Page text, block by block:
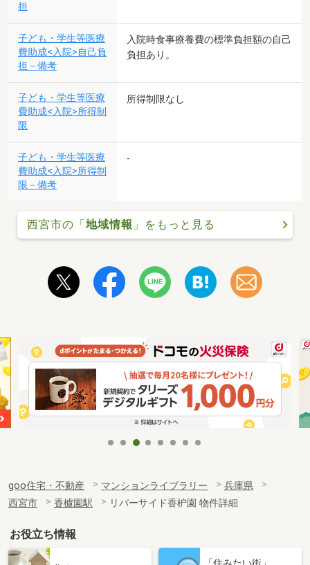
担
子ども・学生等医療
費助成<入院>自己負
担－備考
入院時食事療養費の標準負担額の自己
負担あり。
子ども・学生等医療
費助成<入院>所得制
限
所得制限なし
子ども・学生等医療
費助成<入院>所得制
限－備考
-
西宮市の「地域情報 」をもっと見る
goo住宅・不動産 マンションライブラリー
兵庫県
西宮市
香櫨園駅 リバーサイド香枦園 物件詳細
お役立ち情報